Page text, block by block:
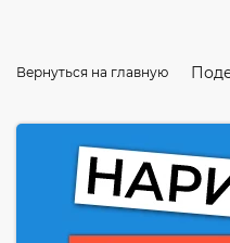
Вернуться на главную